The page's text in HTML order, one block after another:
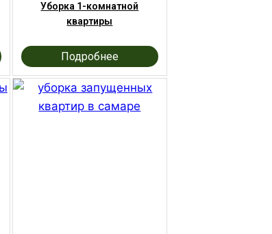
Уборка 1-комнатной
квартиры
Подробнее